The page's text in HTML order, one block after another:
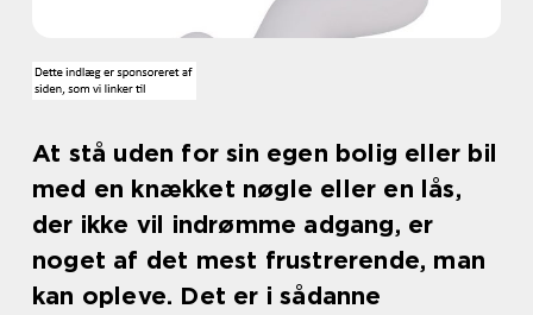
At stå uden for sin egen bolig eller bil
med en knækket nøgle eller en lås,
der ikke vil indrømme adgang, er
noget af det mest frustrerende, man
kan opleve. Det er i sådanne